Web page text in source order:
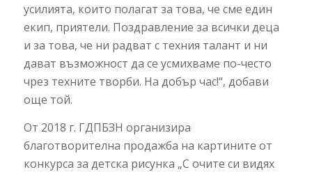
усилията, които полагат за това, че сме един
екип, приятели. Поздравление за всички деца
и за това, че ни радват с техния талант и ни
дават възможност да се усмихваме по-често
чрез техните творби. На добър час!“, добави
още той.
От 2018 г. ГДПБЗН организира
благотворителна продажба на картините от
конкурса за детска рисунка „С очите си видях